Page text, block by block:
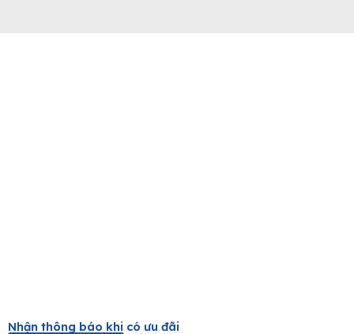
Nhận thông báo khi có ưu đãi